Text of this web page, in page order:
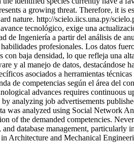
a growing threat. Therefore, it is
nature. http://scielo.iics.una.py/
tecnológico, exige una
de Ingeniería a partir del análisis de
profesionales. Los datos
baja densidad, lo que refleja una
y al manejo de datos, destacándose
asociados a herramientas técnicas
de competencias según el área del
advances requires continuous
analyzing job advertisements
was analyzed using Social Network
of the demanded competencies.
database management, particularly
Architecture and Mechanical